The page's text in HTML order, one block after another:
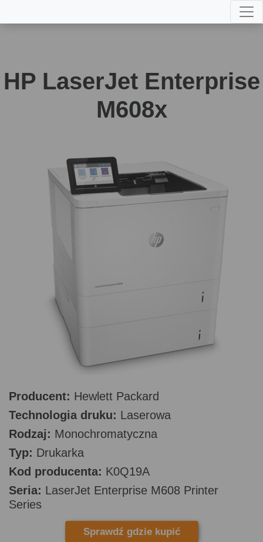
HP LaserJet Enterprise
M608x
Producent: Hewlett Packard
Technologia druku: Laserowa
Rodzaj: Monochromatyczna
Typ: Drukarka
Kod producenta: K0Q19A
Seria: LaserJet Enterprise M608 Printer
Series
Sprawdź gdzie kupić